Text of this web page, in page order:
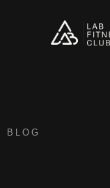
BLOG